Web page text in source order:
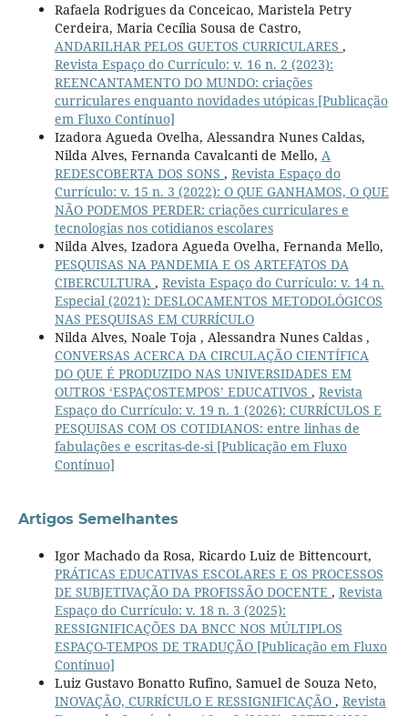
Rafaela Rodrigues da Conceicao, Maristela Petry
Cerdeira, Maria Cecília Sousa de Castro,
ANDARILHAR PELOS GUETOS CURRICULARES ,
Revista Espaço do Currículo: v. 16 n. 2 (2023):
REENCANTAMENTO DO MUNDO: criações
curriculares enquanto novidades utópicas [Publicação
em Fluxo Contínuo]
Izadora Agueda Ovelha, Alessandra Nunes Caldas,
Nilda Alves, Fernanda Cavalcanti de Mello, A
REDESCOBERTA DOS SONS , Revista Espaço do
Currículo: v. 15 n. 3 (2022): O QUE GANHAMOS, O QUE
NÃO PODEMOS PERDER: criações curriculares e
tecnologias nos cotidianos escolares
Nilda Alves, Izadora Agueda Ovelha, Fernanda Mello,
PESQUISAS NA PANDEMIA E OS ARTEFATOS DA
CIBERCULTURA , Revista Espaço do Currículo: v. 14 n.
Especial (2021): DESLOCAMENTOS METODOLÓGICOS
NAS PESQUISAS EM CURRÍCULO
Nilda Alves, Noale Toja , Alessandra Nunes Caldas ,
CONVERSAS ACERCA DA CIRCULAÇÃO CIENTÍFICA
DO QUE É PRODUZIDO NAS UNIVERSIDADES EM
OUTROS ‘ESPAÇOSTEMPOS’ EDUCATIVOS , Revista
Espaço do Currículo: v. 19 n. 1 (2026): CURRÍCULOS E
PESQUISAS COM OS COTIDIANOS: entre linhas de
fabulações e escritas-de-si [Publicação em Fluxo
Contínuo]
Artigos Semelhantes
Igor Machado da Rosa, Ricardo Luiz de Bittencourt,
PRÁTICAS EDUCATIVAS ESCOLARES E OS PROCESSOS
DE SUBJETIVAÇÃO DA PROFISSÃO DOCENTE , Revista
Espaço do Currículo: v. 18 n. 3 (2025):
RESSIGNIFICAÇÕES DA BNCC NOS MÚLTIPLOS
ESPAÇO-TEMPOS DE TRADUÇÃO [Publicação em Fluxo
Contínuo]
Luiz Gustavo Bonatto Rufino, Samuel de Souza Neto,
INOVAÇÃO, CURRÍCULO E RESSIGNIFICAÇÃO , Revista